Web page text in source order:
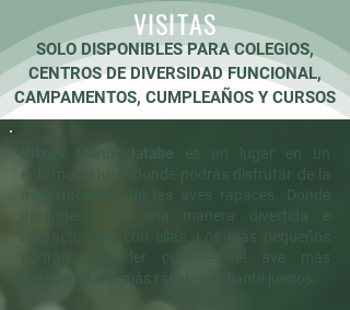
VISITAS
SOLO DISPONIBLES PARA COLEGIOS,
CENTROS DE DIVERSIDAD FUNCIONAL,
CAMPAMENTOS, CUMPLEAÑOS Y CURSOS
entorno natural donde podrás disfrutar de la
aprenderás de una manera divertida e